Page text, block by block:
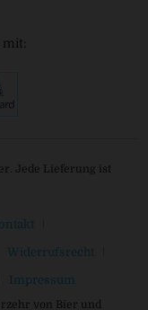
mit:
Jede Lieferung ist
Widerrufsrecht
Impressum
von Bier und